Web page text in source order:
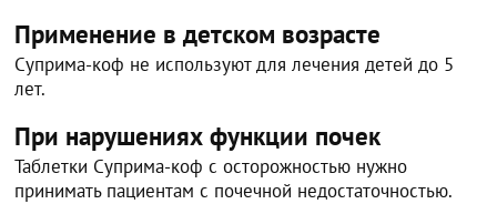
Применение в детском возрасте
Суприма-коф не используют для лечения детей до 5
лет.
При нарушениях функции почек
Таблетки Суприма-коф с осторожностью нужно
принимать пациентам с почечной недостаточностью.